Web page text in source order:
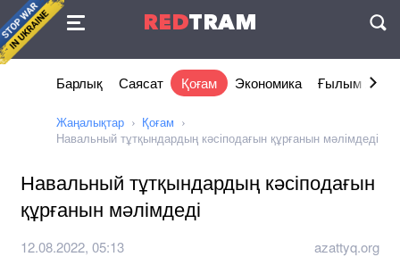
REDTRAM
Келісімі
Барлық Саясат Қоғам Экономика Ғылым және
Жаңалықтар
Қоғам
Навальный тұтқындардың кәсіподағын құрғанын мәлімдеді
Навальный тұтқындардың кәсіподағын
құрғанын мәлімдеді
12.08.2022, 05:13 azattyq.org